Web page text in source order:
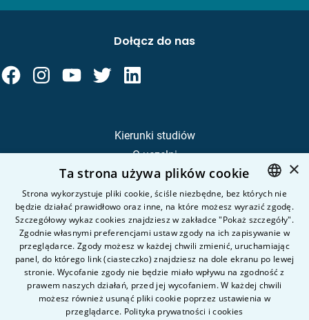
Kierunki studiów
O uczelni
Kandydat
Student
Nauka i badania
Intranet
Pytania i odpowiedzi
Kontakt
Dołącz do nas
POLISH
ENGLISH
×
Ta strona używa plików cookie
Strona wykorzystuje pliki cookie, ściśle niezbędne, bez których nie
będzie działać prawidłowo oraz inne, na które możesz wyrazić zgodę.
Szczegółowy wykaz cookies znajdziesz w zakładce "Pokaż szczegóły".
Zgodnie własnymi preferencjami ustaw zgody na ich zapisywanie w
przeglądarce. Zgody możesz w każdej chwili zmienić, uruchamiając
panel, do którego link (ciasteczko) znajdziesz na dole ekranu po lewej
stronie. Wycofanie zgody nie będzie miało wpływu na zgodność z
prawem naszych działań, przed jej wycofaniem. W każdej chwili
możesz również usunąć pliki cookie poprzez ustawienia w
przeglądarce. Polityka prywatności i cookies